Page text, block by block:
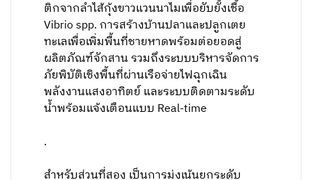
ติกจากลำไส้กุ้งขาวแวนนาไมเพื่อยับยั้งเชื้อ
Vibrio spp. การสร้างบ้านปลาและปลูกเตย
ทะเลเพื่อเพิ่มพื้นที่ชายหาดพร้อมต่อยอดสู่
ผลิตภัณฑ์จักสาน รวมถึงระบบบริหารจัดการ
ภัยพิบัติเชิงพื้นที่ผ่านเรือจ่ายไฟฉุกเฉิน
พลังงานแสงอาทิตย์ และระบบติดตามระดับ
น้ำพร้อมแจ้งเตือนแบบ Real-time
.
สำหรับส่วนที่สอง เป็นการมุ่งเน้นยกระดับ